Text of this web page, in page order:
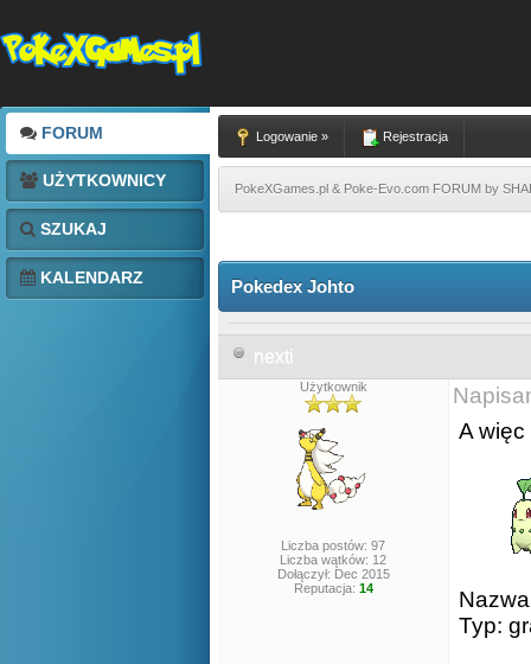
FORUM
UŻYTKOWNICY
SZUKAJ
KALENDARZ
Logowanie » Rejestracja
PokeXGames.pl & Poke-Evo.com FORUM by
Pokedex Johto
nexti
Użytkownik
Liczba postów: 97
Liczba wątków: 12
Dołączył: Dec 2015
Reputacja: 14
A
Typ: